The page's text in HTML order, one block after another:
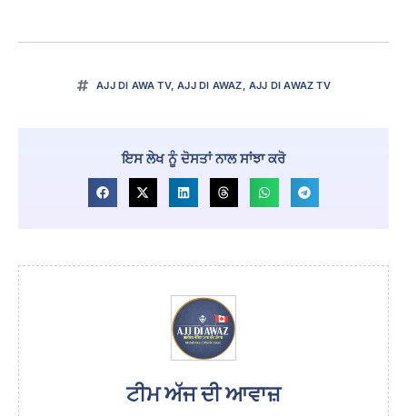
AJJ DI AWA TV,AJJ DI AWAZ, AJJ DI AWAZ TV
ਇਸ ਲੇਖ ਨੂੰ ਦੋਸਤਾਂ ਨਾਲ ਸਾਂਝਾ ਕਰੋ
ਟੀਮ ਅੱਜ ਦੀ ਆਵਾਜ਼